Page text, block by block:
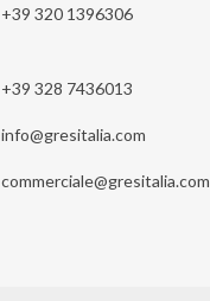
+39 320 1396306
+39 328 7436013
info@gresitalia.com
commerciale@gresitalia.com